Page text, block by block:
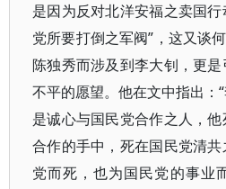
是因为反对北洋安福之卖国
党所要打倒之军阀”，这又谈
陈独秀而涉及到李大钊，更
不平的愿望。他在文中指出：
是诚心与国民党合作之人，
合作的手中，死在国民党清
党而死，也为国民党的事业